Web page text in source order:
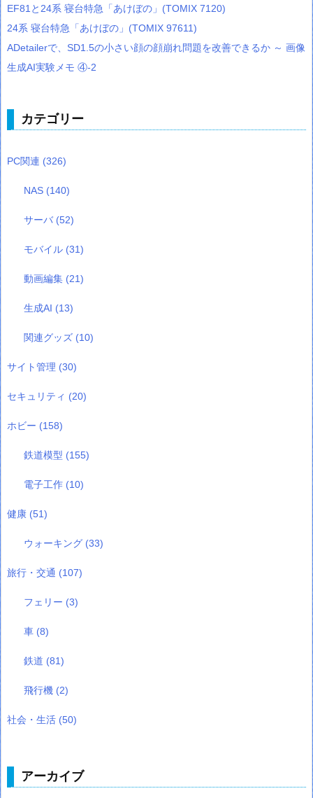
EF81と24系 寝台特急「あけぼの」(TOMIX 7120)
24系 寝台特急「あけぼの」(TOMIX 97611)
ADetailerで、SD1.5の小さい顔の顔崩れ問題を改善できるか ～ 画像
生成AI実験メモ ④-2
カテゴリー
PC関連 (326)
NAS (140)
サーバ (52)
モバイル (31)
動画編集 (21)
生成AI (13)
関連グッズ (10)
サイト管理 (30)
セキュリティ (20)
ホビー (158)
鉄道模型 (155)
電子工作 (10)
健康 (51)
ウォーキング (33)
旅行・交通 (107)
フェリー (3)
車 (8)
鉄道 (81)
飛行機 (2)
社会・生活 (50)
アーカイブ